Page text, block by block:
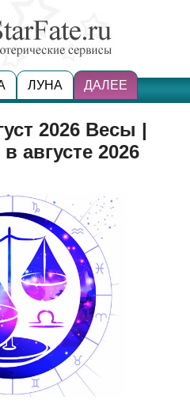
ЛУНА ДАЛЕЕ
2026 Весы |
августе 2026